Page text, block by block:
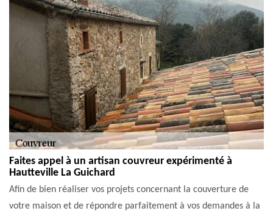
Faites appel à un artisan couvreur expérimenté à
Hautteville La Guichard
Afin de bien réaliser vos projets concernant la couverture de
votre maison et de répondre parfaitement à vos demandes à la